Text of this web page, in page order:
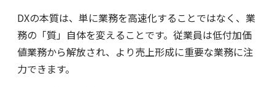
DXの本質は、単に業務を高速化することではなく、業
務の「質」自体を変えることです。従業員は低付加価
値業務から解放され、より売上形成に重要な業務に注
力できます。